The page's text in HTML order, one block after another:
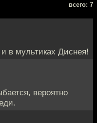
всего: 7
в мультиках Диснея!
вероятно